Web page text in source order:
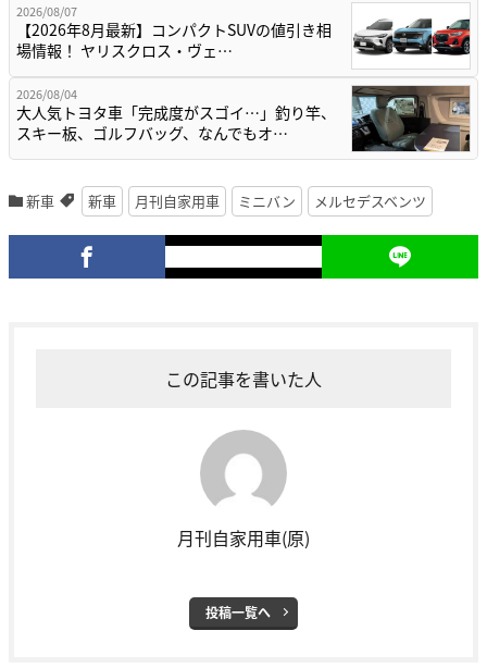
2026/08/07
【2026年8月最新】コンパクトSUVの値引き相
場情報！ ヤリスクロス・ヴェ…
2026/08/04
大人気トヨタ車「完成度がスゴイ…」釣り竿、
スキー板、ゴルフバッグ、なんでもオ…
新車 新車 月刊自家用車 ミニバン メルセデスベンツ
この記事を書いた人
月刊自家用車(原)
投稿一覧へ